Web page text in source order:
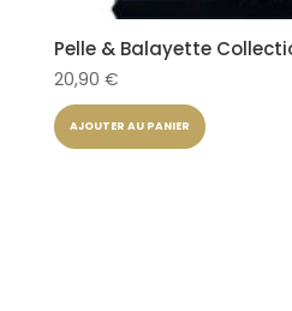
Pelle & Balayette
20,90 €
AJOUTER AU PANIER